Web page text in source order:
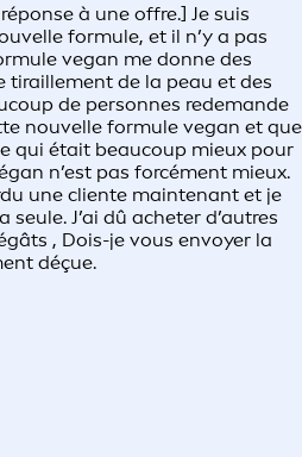
à une offre.] Je suis
formule, et il n’y a pas
vegan me donne des
tiraillement de la peau et des
de personnes redemande
nouvelle formule vegan et que
qui était beaucoup mieux pour
n’est pas forcément mieux.
une cliente maintenant et je
J’ai dû acheter d’autres
, Dois-je vous envoyer la
déçue.